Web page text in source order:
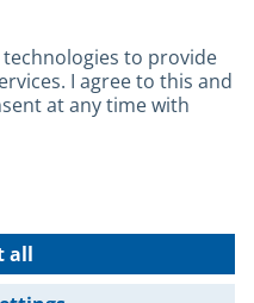
Co. KG - Ein Service der
München GmbH